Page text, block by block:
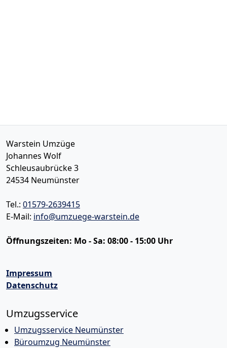
Warstein Umzüge
Johannes Wolf
Schleusaubrücke 3
24534 Neumünster
Tel.: 01579-2639415
E-Mail: info@umzuege-warstein.de
Öffnungszeiten: Mo - Sa: 08:00 - 15:00 Uhr
Impressum
Datenschutz
Umzugsservice
Umzugsservice Neumünster
Büroumzug Neumünster